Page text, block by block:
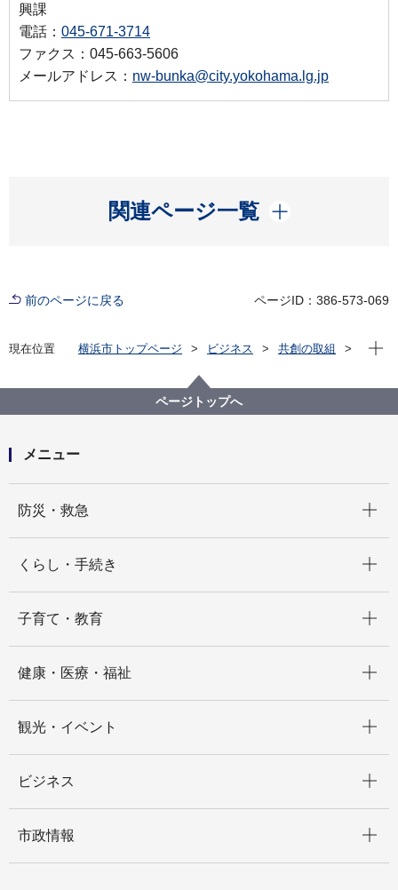
興課
電話： 045-671-3714
ファクス：045-663-5606
メールアドレス： nw-bunka@city.yokohama.lg.jp
関連ページ一覧
開く
前のページに戻る ページID：386-573-069
現在位置 横浜市トップページ ビジネス
共創の取組
にぎわいスポーツ文化局
文化施設の指定管理者選定評価委員会について
横浜能楽堂指定管理者選定評価委員会
現在
ページトップへ
メニュー
防災・救急
くらし・手続き
子育て・教育
健康・医療・福祉
観光・イベント
ビジネス
市政情報